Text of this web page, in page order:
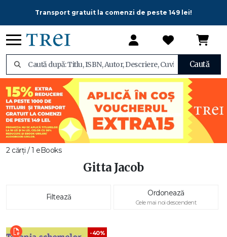
Transport gratuit la comenzi de peste 149 lei!
Caută
2 cărți / 1 eBooks
Gitta Jacob
Filtează Ordonează
Cele mai noi descendent
-40%